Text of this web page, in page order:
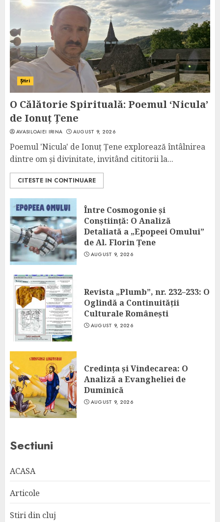
Știri
O Călătorie Spirituală: Poemul ‘Nicula’
de Ionuț Țene
AVASILOAIEI IRINA AUGUST 9, 2026
Poemul 'Nicula' de Ionuț Țene explorează întâlnirea
dintre om și divinitate, invitând cititorii la...
CITESTE IN CONTINUARE
Între Cosmogonie și
Conștiință: O Analiză
Detaliată a „Epopeei Omului”
de Al. Florin Țene
AUGUST 9, 2026
Revista „Plumb”, nr. 232–233: O
Oglindă a Continuității
Culturale Românești
AUGUST 9, 2026
Credința și Vindecarea: O
Analiză a Evangheliei de
Duminică
AUGUST 9, 2026
Sectiuni
ACASA
Articole
Stiri din cluj